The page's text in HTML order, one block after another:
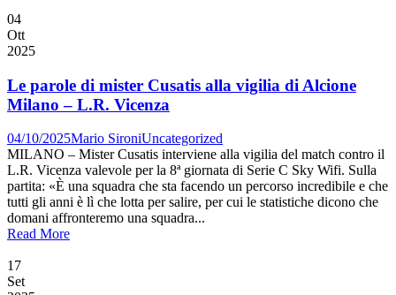
04
Ott
2025
Le parole di mister Cusatis alla vigilia di Alcione
Milano – L.R. Vicenza
04/10/2025Mario SironiUncategorized
MILANO – Mister Cusatis interviene alla vigilia del match contro il
L.R. Vicenza valevole per la 8ª giornata di Serie C Sky Wifi. Sulla
partita: «È una squadra che sta facendo un percorso incredibile e che
tutti gli anni è lì che lotta per salire, per cui le statistiche dicono che
domani affronteremo una squadra...
Read More
17
Set